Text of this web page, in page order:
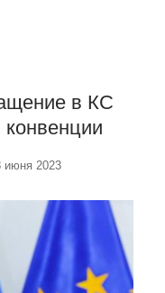
в КС
июня 2023